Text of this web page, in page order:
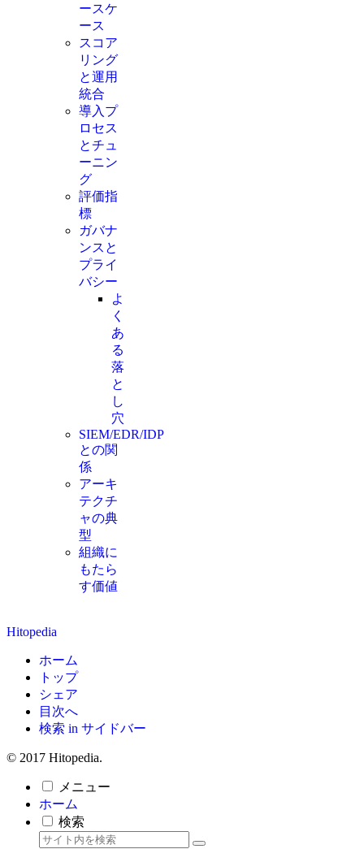
ースケ
ース
スコア
リング
と運用
統合
導入プ
ロセス
とチュ
ーニン
グ
評価指
標
ガバナ
ンスと
プライ
バシー
よ
く
あ
る
落
と
し
穴
SIEM/EDR/IDP
との関
係
アーキ
テクチ
ャの典
型
組織に
もたら
す価値
Hitopedia
ホーム
トップ
シェア
目次へ
検索 in サイドバー
© 2017 Hitopedia.
メニュー
ホーム
検索